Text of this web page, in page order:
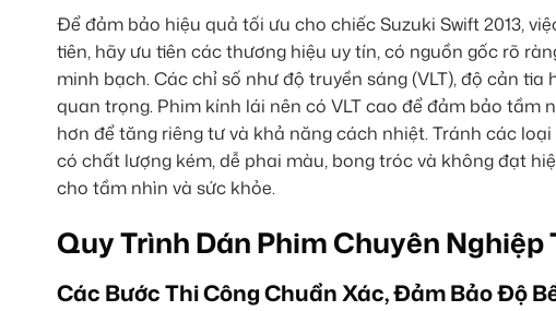
Để đảm bảo hiệu quả tối ưu cho chiếc Suzuki Swift 2013,
tiên, hãy ưu tiên các thương hiệu uy tín, có nguồn gốc rõ
minh bạch. Các chỉ số như độ truyền sáng (VLT), độ cản
quan trọng. Phim kính lái nên có VLT cao để đảm bảo tầm
hơn để tăng riêng tư và khả năng cách nhiệt. Tránh các
có chất lượng kém, dễ phai màu, bong tróc và không đạt
cho tầm nhìn và sức khỏe.
Quy Trình Dán Phim Chuyên
Các Bước Thi Công Chuẩn Xác, Đảm Bảo Độ